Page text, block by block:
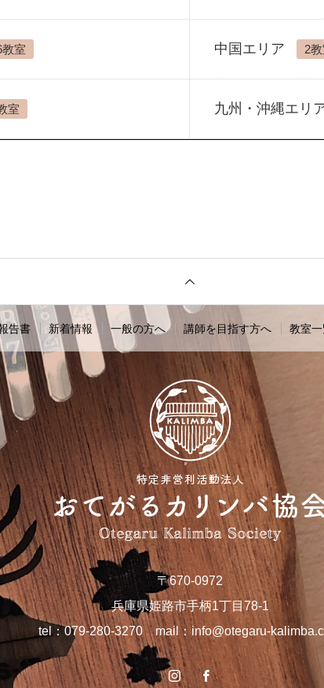
教室 中国エリア 2
室 九州・沖縄エリ
〒670-0972
兵庫県姫路市手柄1丁目78-1
tel：079-280-3270 mail：info@otegaru-
告書 新着情報 一般の方へ 講師を目指す方へ 教室